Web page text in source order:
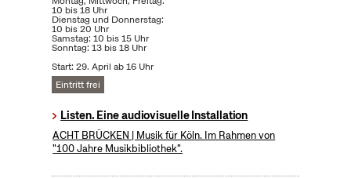
10 bis 18 Uhr
Dienstag und Donnerstag:
10 bis 20 Uhr
Samstag: 10 bis 15 Uhr
Sonntag: 13 bis 18 Uhr
Start: 29. April ab 16 Uhr
Eintritt frei
Listen. Eine audiovisuelle Installation
ACHT BRÜCKEN | Musik für Köln. Im Rahmen von
"100 Jahre Musikbibliothek".